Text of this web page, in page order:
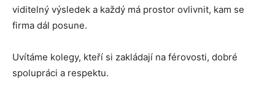
viditelný výsledek a každý má prostor ovlivnit, kam se
firma dál posune.
Uvítáme kolegy, kteří si zakládají na férovosti, dobré
spolupráci a respektu.